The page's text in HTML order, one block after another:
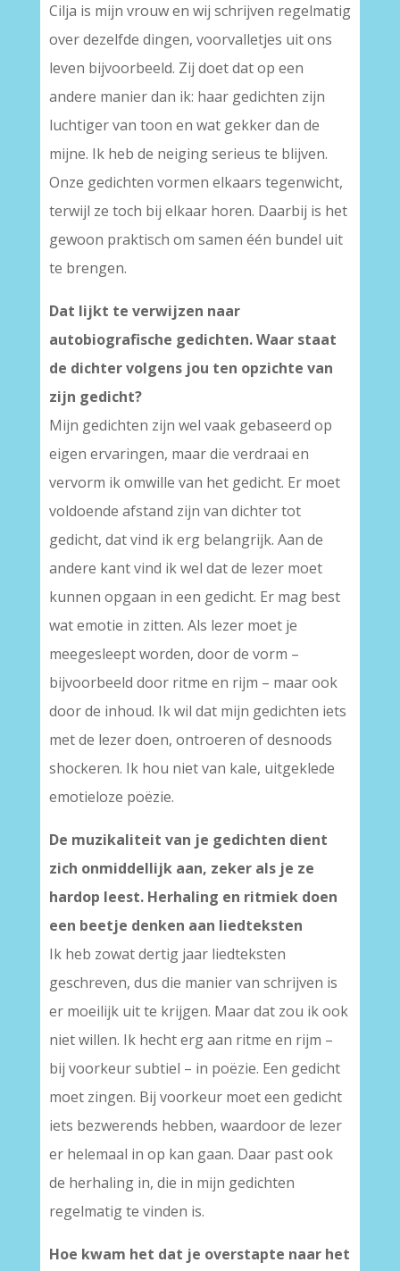
Cilja is mijn vrouw en wij schrijven regelmatig
over dezelfde dingen, voorvalletjes uit ons
leven bijvoorbeeld. Zij doet dat op een
andere manier dan ik: haar gedichten zijn
luchtiger van toon en wat gekker dan de
mijne. Ik heb de neiging serieus te blijven.
Onze gedichten vormen elkaars tegenwicht,
terwijl ze toch bij elkaar horen. Daarbij is het
gewoon praktisch om samen één bundel uit
te brengen.
Dat lijkt te verwijzen naar
autobiografische gedichten. Waar staat
de dichter volgens jou ten opzichte van
zijn gedicht?
Mijn gedichten zijn wel vaak gebaseerd op
eigen ervaringen, maar die verdraai en
vervorm ik omwille van het gedicht. Er moet
voldoende afstand zijn van dichter tot
gedicht, dat vind ik erg belangrijk. Aan de
andere kant vind ik wel dat de lezer moet
kunnen opgaan in een gedicht. Er mag best
wat emotie in zitten. Als lezer moet je
meegesleept worden, door de vorm –
bijvoorbeeld door ritme en rijm – maar ook
door de inhoud. Ik wil dat mijn gedichten iets
met de lezer doen, ontroeren of desnoods
shockeren. Ik hou niet van kale, uitgeklede
emotieloze poëzie.
De muzikaliteit van je gedichten dient
zich onmiddellijk aan, zeker als je ze
hardop leest. Herhaling en ritmiek doen
een beetje denken aan liedteksten
Ik heb zowat dertig jaar liedteksten
geschreven, dus die manier van schrijven is
er moeilijk uit te krijgen. Maar dat zou ik ook
niet willen. Ik hecht erg aan ritme en rijm –
bij voorkeur subtiel – in poëzie. Een gedicht
moet zingen. Bij voorkeur moet een gedicht
iets bezwerends hebben, waardoor de lezer
er helemaal in op kan gaan. Daar past ook
de herhaling in, die in mijn gedichten
regelmatig te vinden is.
Hoe kwam het dat je overstapte naar het